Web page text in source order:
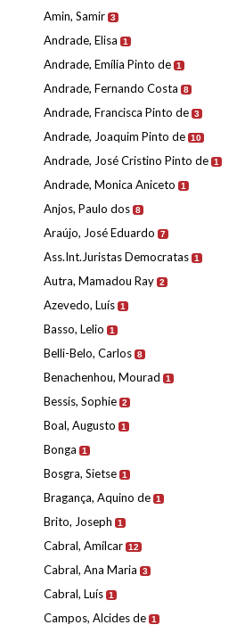
Amin, Samir 3
Andrade, Elisa 1
Andrade, Emília Pinto de 1
Andrade, Fernando Costa 8
Andrade, Francisca Pinto de 3
Andrade, Joaquim Pinto de 10
Andrade, José Cristino Pinto de 1
Andrade, Monica Aniceto 1
Anjos, Paulo dos 8
Araújo, José Eduardo 7
Ass.Int.Juristas Democratas 1
Autra, Mamadou Ray 2
Azevedo, Luís 1
Basso, Lelio 1
Belli-Belo, Carlos 8
Benachenhou, Mourad 1
Bessis, Sophie 2
Boal, Augusto 1
Bonga 1
Bosgra, Sietse 1
Bragança, Aquino de 1
Brito, Joseph 1
Cabral, Amílcar 12
Cabral, Ana Maria 3
Cabral, Luís 1
Campos, Alcides de 1